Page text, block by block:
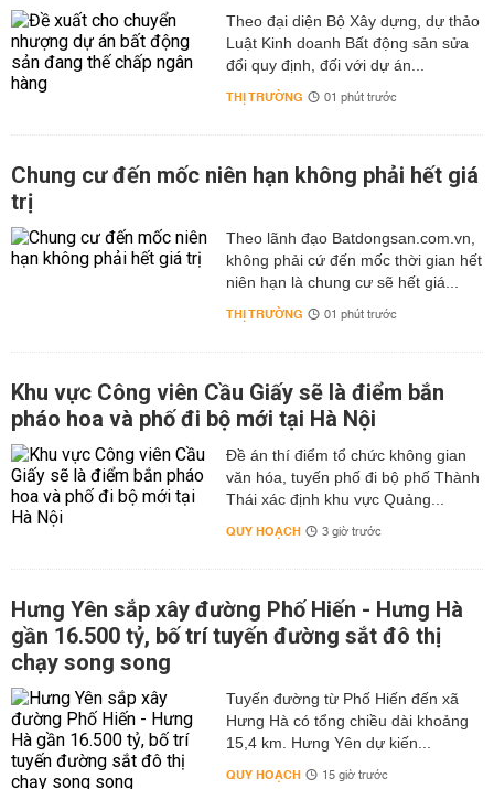
Theo đại diện Bộ Xây dựng, dự thảo
Luật Kinh doanh Bất động sản sửa
đổi quy định, đối với dự án...
THỊ TRƯỜNG 01 phút trước
Chung cư đến mốc niên hạn không phải hết giá
trị
Theo lãnh đạo Batdongsan.com.vn,
không phải cứ đến mốc thời gian hết
niên hạn là chung cư sẽ hết giá...
THỊ TRƯỜNG 01 phút trước
Khu vực Công viên Cầu Giấy sẽ là điểm bắn
pháo hoa và phố đi bộ mới tại Hà Nội
Đề án thí điểm tổ chức không gian
văn hóa, tuyến phố đi bộ phố Thành
Thái xác định khu vực Quảng...
QUY HOẠCH 3 giờ trước
Hưng Yên sắp xây đường Phố Hiến - Hưng Hà
gần 16.500 tỷ, bố trí tuyến đường sắt đô thị
chạy song song
Tuyến đường từ Phố Hiến đến xã
Hưng Hà có tổng chiều dài khoảng
15,4 km. Hưng Yên dự kiến...
QUY HOẠCH 15 giờ trước